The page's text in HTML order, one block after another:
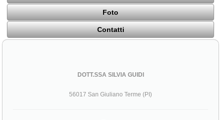
Foto
Contatti
DOTT.SSA SILVIA GUIDI
56017 San Giuliano Terme (PI)